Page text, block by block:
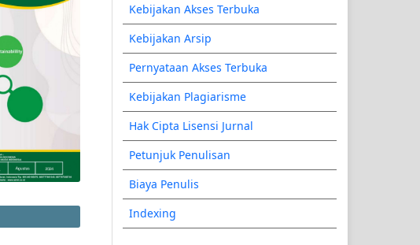
Kebijakan Akses Terbuka
Kebijakan Arsip
Pernyataan Akses Terbuka
Kebijakan Plagiarisme
Hak Cipta Lisensi Jurnal
Petunjuk Penulisan
Biaya Penulis
Indexing